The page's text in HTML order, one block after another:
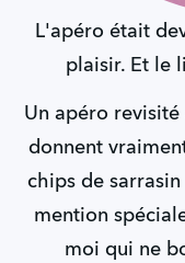
L'apéro était
plaisir. Et le
Un apéro revisité
donnent
chips de
mention
moi qui ne